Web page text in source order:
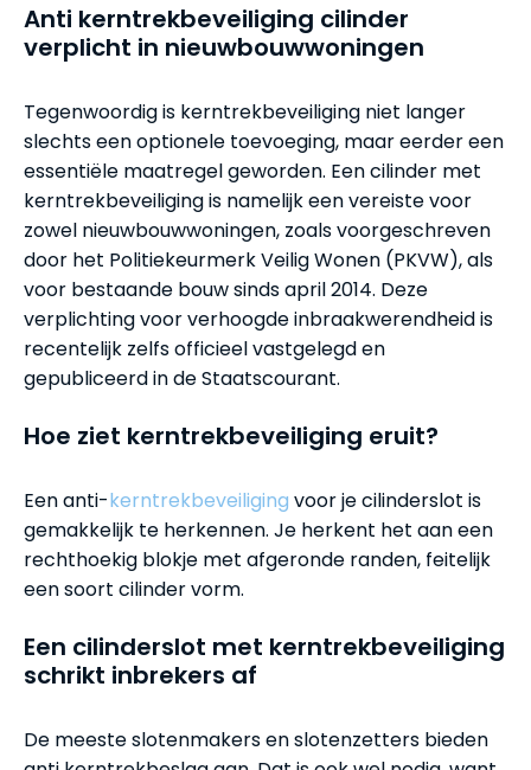
Anti kerntrekbeveiliging cilinder
verplicht in nieuwbouwwoningen
Tegenwoordig is kerntrekbeveiliging niet langer
slechts een optionele toevoeging, maar eerder een
essentiële maatregel geworden. Een cilinder met
kerntrekbeveiliging is namelijk een vereiste voor
zowel nieuwbouwwoningen, zoals voorgeschreven
door het Politiekeurmerk Veilig Wonen (PKVW), als
voor bestaande bouw sinds april 2014. Deze
verplichting voor verhoogde inbraakwerendheid is
recentelijk zelfs officieel vastgelegd en
gepubliceerd in de Staatscourant.
Hoe ziet kerntrekbeveiliging eruit?
Een anti-kerntrekbeveiliging voor je cilinderslot is
gemakkelijk te herkennen. Je herkent het aan een
rechthoekig blokje met afgeronde randen, feitelijk
een soort cilinder vorm.
Een cilinderslot met kerntrekbeveiliging
schrikt inbrekers af
De meeste slotenmakers en slotenzetters bieden